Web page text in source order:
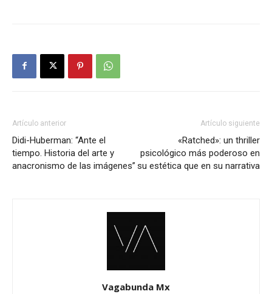
Artículo anterior
Didi-Huberman: “Ante el
tiempo. Historia del arte y
anacronismo de las imágenes”
Artículo siguiente
«Ratched»: un thriller
psicológico más poderoso en
su estética que en su narrativa
Vagabunda Mx